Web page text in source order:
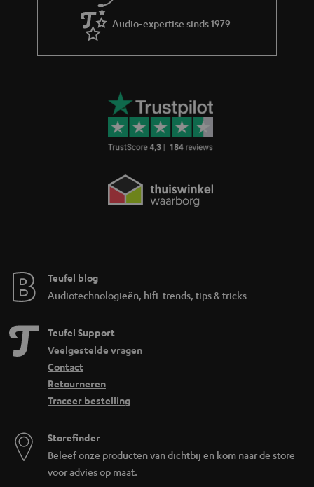
Audio-expertise sinds 1979
Teufel blog
Audiotechnologieën, hifi-trends, tips & tricks
Teufel Support
Veelgestelde vragen
Contact
Retourneren
Traceer bestelling
Storefinder
Beleef onze producten van dichtbij en kom naar de store
voor advies op maat.